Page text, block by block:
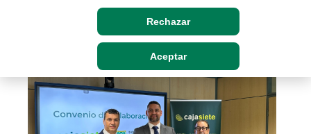
Rechazar
Aceptar
Jue, 10/07/2025 - 12:00